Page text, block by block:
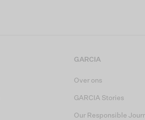
GARCIA
Over ons
GARCIA Stories
Our Responsible